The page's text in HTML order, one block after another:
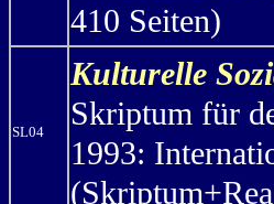
410 Seiten)
SL04
Kulturelle
Skriptum für
1993: